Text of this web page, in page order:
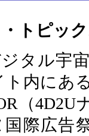
トピッ
タル宇
ト内にあ
（
際広告